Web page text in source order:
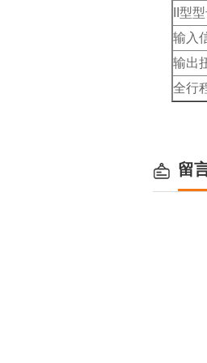
II型
输入
输出
全行
留